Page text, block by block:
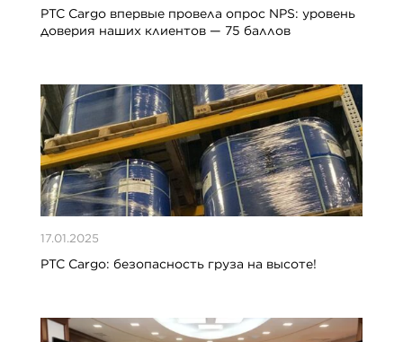
PTC Cargo впервые провела опрос NPS: уровень
доверия наших клиентов — 75 баллов
17.01.2025
PTC Cargo: безопасность груза на высоте!